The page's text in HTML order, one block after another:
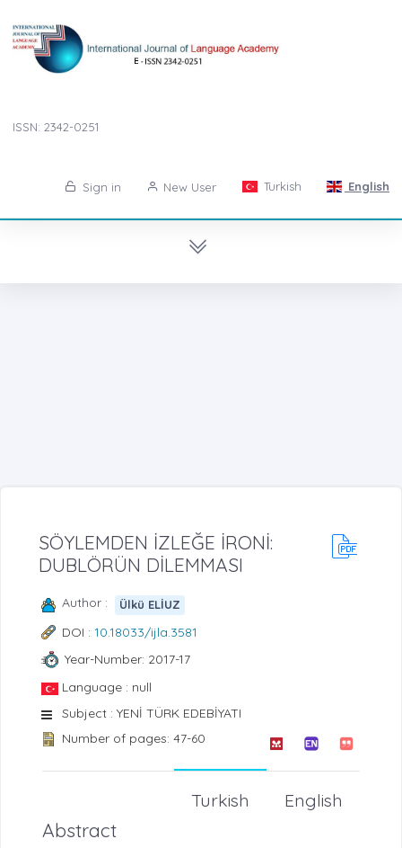
ISSN: 2342-0251
Sign in New User Turkish English
SÖYLEMDEN İZLEĞE İRONİ:
DUBLÖRÜN DİLEMMASI
Author : Ülkü ELİUZ
DOI : 10.18033/ijla.3581
Year-Number: 2017-17
Language : null
Subject : YENİ TÜRK EDEBİYATI
Number of pages: 47-60
English
Turkish
Abstract